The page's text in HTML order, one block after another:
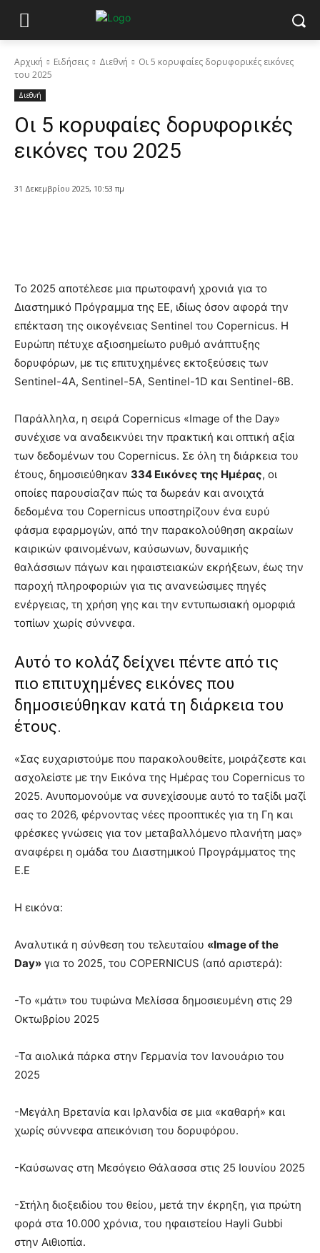
Αρχική Ειδήσεις Διεθνή
Οι 5 κορυφαίες δορυφορικές εικόνες
του 2025
Διεθνή
Οι 5 κορυφαίες δορυφορικές
εικόνες του 2025
31 Δεκεμβρίου 2025, 10:53 πμ
Το 2025 αποτέλεσε μια πρωτοφανή χρονιά για το
Διαστημικό Πρόγραμμα της ΕΕ, ιδίως όσον αφορά την
επέκταση της οικογένειας Sentinel του Copernicus. Η
Ευρώπη πέτυχε αξιοσημείωτο ρυθμό ανάπτυξης
δορυφόρων, με τις επιτυχημένες εκτοξεύσεις των
Sentinel-4A, Sentinel-5A, Sentinel-1D και Sentinel-6B.
Παράλληλα, η σειρά Copernicus «Image of the Day»
συνέχισε να αναδεικνύει την πρακτική και οπτική αξία
των δεδομένων του Copernicus. Σε όλη τη διάρκεια του
έτους, δημοσιεύθηκαν 334 Εικόνες της Ημέρας, οι
οποίες παρουσίαζαν πώς τα δωρεάν και ανοιχτά
δεδομένα του Copernicus υποστηρίζουν ένα ευρύ
φάσμα εφαρμογών, από την παρακολούθηση ακραίων
καιρικών φαινομένων, καύσωνων, δυναμικής
θαλάσσιων πάγων και ηφαιστειακών εκρήξεων, έως την
παροχή πληροφοριών για τις ανανεώσιμες πηγές
ενέργειας, τη χρήση γης και την εντυπωσιακή ομορφιά
τοπίων χωρίς σύννεφα.
Αυτό το κολάζ δείχνει πέντε από τις
πιο επιτυχημένες εικόνες που
δημοσιεύθηκαν κατά τη διάρκεια του
έτους.
«Σας ευχαριστούμε που παρακολουθείτε, μοιράζεστε και
ασχολείστε με την Εικόνα της Ημέρας του Copernicus το
2025. Ανυπομονούμε να συνεχίσουμε αυτό το ταξίδι μαζί
σας το 2026, φέρνοντας νέες προοπτικές για τη Γη και
φρέσκες γνώσεις για τον μεταβαλλόμενο πλανήτη μας»
αναφέρει η ομάδα του Διαστημικού Προγράμματος της
Ε.Ε
Η εικόνα:
Αναλυτικά η σύνθεση του τελευταίου «Image of the
Day» για το 2025, του COPERNICUS (από αριστερά):
-Το «μάτι» του τυφώνα Μελίσσα δημοσιευμένη στις 29
Οκτωβρίου 2025
-Τα αιολικά πάρκα στην Γερμανία τον Ιανουάριο του
2025
-Μεγάλη Βρετανία και Ιρλανδία σε μια «καθαρή» και
χωρίς σύννεφα απεικόνιση του δορυφόρου.
-Καύσωνας στη Μεσόγειο Θάλασσα στις 25 Ιουνίου 2025
-Στήλη διοξειδίου του θείου, μετά την έκρηξη, για πρώτη
φορά στα 10.000 χρόνια, του ηφαιστείου Hayli Gubbi
στην Αιθιοπία.